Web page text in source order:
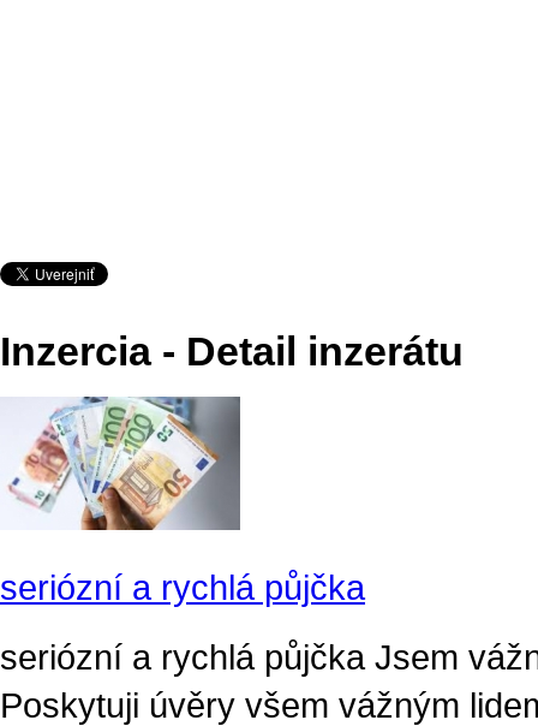
Inzercia - Detail inzerátu
seriózní a rychlá půjčka
seriózní a rychlá půjčka Jsem
Poskytuji úvěry všem vážným